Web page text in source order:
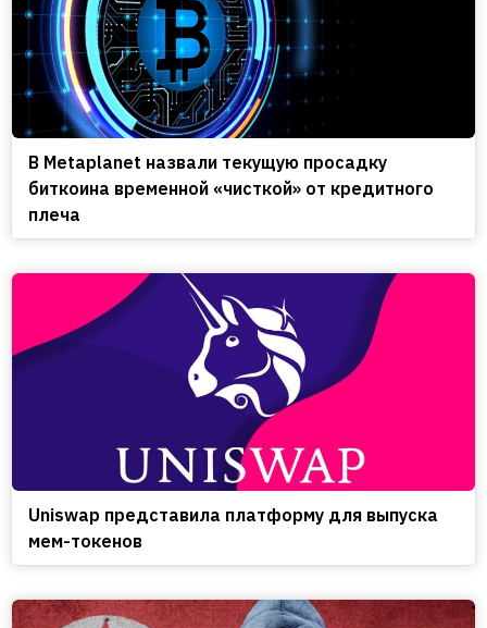
В Metaplanet назвали текущую просадку
биткоина временной «чисткой» от кредитного
плеча
Uniswap представила платформу для выпуска
мем-токенов